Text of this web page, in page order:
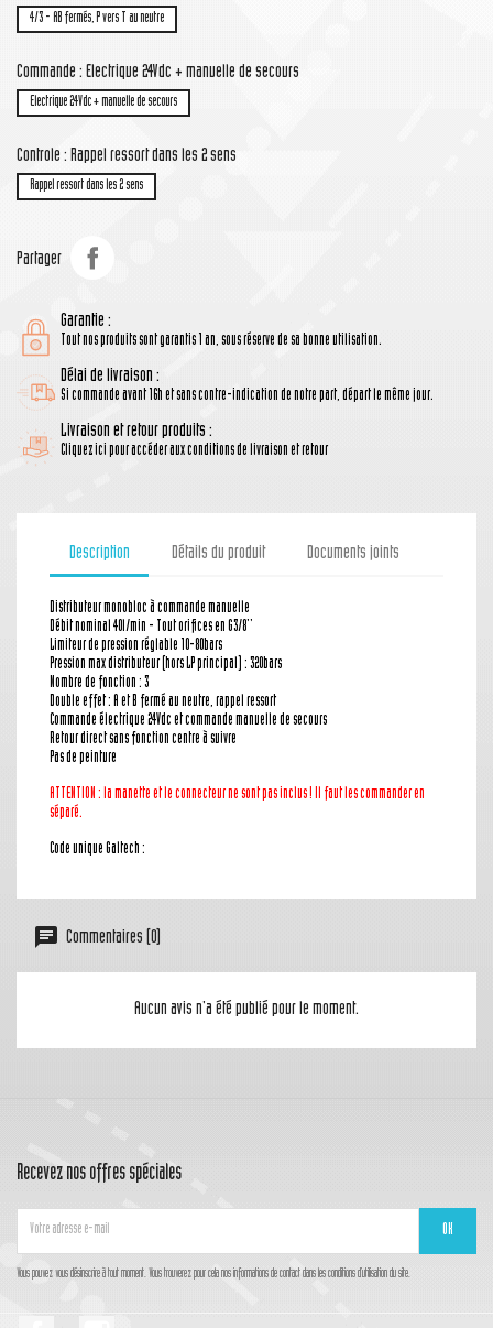
4/3 - AB fermés, P vers T au neutre
Commande : Electrique 24Vdc + manuelle de secours
Electrique 24Vdc + manuelle de secours
Controle : Rappel ressort dans les 2 sens
Rappel ressort dans les 2 sens
Partager
Garantie :
Tout nos produits sont garantis 1 an, sous réserve de sa bonne utilisation.
Délai de livraison :
Si commande avant 16h et sans contre-indication de notre part, départ le même jour.
Livraison et retour produits :
Cliquez ici pour accéder aux conditions de livraison et retour
Description Détails du produit Documents joints
Distributeur monobloc à commande manuelle
Débit nominal 40l/min - Tout orifices en G3/8''
Limiteur de pression réglable 10-80bars
Pression max distributeur (hors LP principal) : 320bars
Nombre de fonction : 3
Double effet : A et B fermé au neutre, rappel ressort
Commande électrique 24Vdc et commande manuelle de secours
Retour direct sans fonction centre à suivre
Pas de peinture
ATTENTION : la manette et le connecteurne sont pas inclus ! Il faut les commander en
séparé.
Code unique Galtech :
Commentaires (0)
Aucun avis n'a été publié pour le moment.
Recevez nos offres spéciales
Vous pouvez vous désinscrire à tout moment. Vous trouverez pour cela nos informations de contact dans les conditions d'utilisation du site.